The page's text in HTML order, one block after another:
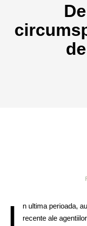
n ultima perioada,
recente ale